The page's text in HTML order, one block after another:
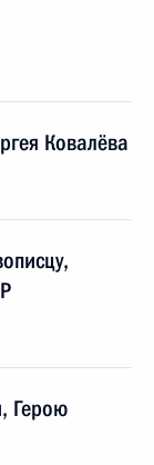
Ковалёва
Герою